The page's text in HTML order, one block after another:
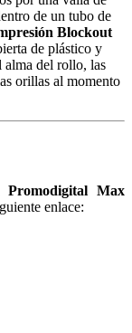
de un tubo de
Blockout
de plástico y
alma del rollo, las
orillas al momento
Promodigital Max
enlace: